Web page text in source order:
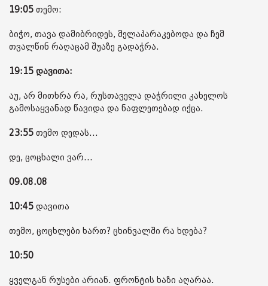
19:05 თემო:
ბიჭო, თავა დამიბრიდეს, მელაპარაკებოდა და ჩემ
თვალწინ რაღაცამ შუაზე გადაჭრა.
19:15 დავითა:
აუ, არ მითხრა რა, რუსთაველა დაჭრილი კახელოს
გამოსაყვანად წავიდა და ნაფლეთებად იქცა.
23:55 თემო დედას...
დე, ცოცხალი ვარ...
09.08.08
10:45 დავითა
თემო, ცოცხლები ხართ? ცხინვალში რა ხდება?
10:50
ყველგან რუსები არიან. ფრონტის ხაზი აღარაა.